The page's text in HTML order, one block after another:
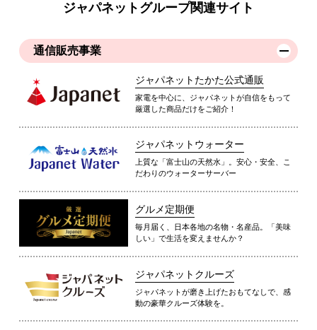
ジャパネットグループ関連サイト
通信販売事業
ジャパネットたかた公式通販
家電を中心に、ジャパネットが自信をもって
厳選した商品だけをご紹介！
ジャパネットウォーター
上質な「富士山の天然水」。安心・安全、こ
だわりのウォーターサーバー
グルメ定期便
毎月届く、日本各地の名物・名産品。「美味
しい」で生活を変えませんか？
ジャパネットクルーズ
ジャパネットが磨き上げたおもてなしで、感
動の豪華クルーズ体験を。